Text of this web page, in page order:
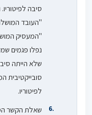
סיבה
"העובד
"המעסיק
נפלו פגמים
שלא הייתה
סובייקטיבית
לפיטוריו.
שאלת הקשר